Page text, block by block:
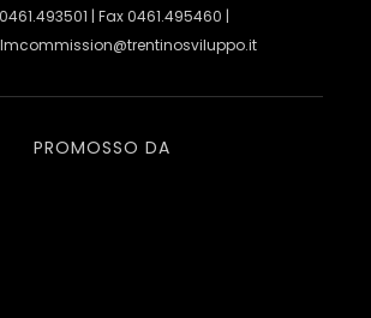
| Fax 0461.495460 |
PROMOSSO DA